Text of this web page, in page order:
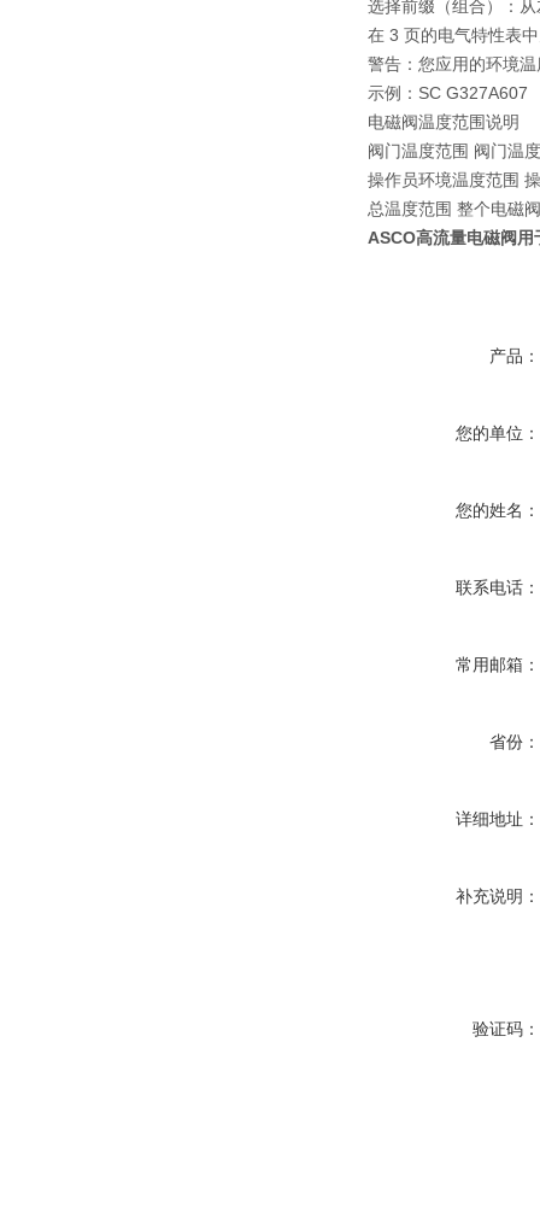
选择前缀（组合）：
在 3 页的电气特性表
警告：您应用的环境
示例：SC G327A607
电磁阀温度范围说明
阀门温度范围 阀门温
操作员环境温度范围
总温度范围 整个电磁
ASCO高流量电磁阀
产品：
您的单位：
您的姓名：
联系电话：
常用邮箱：
省份：
详细地址：
补充说明：
验证码：